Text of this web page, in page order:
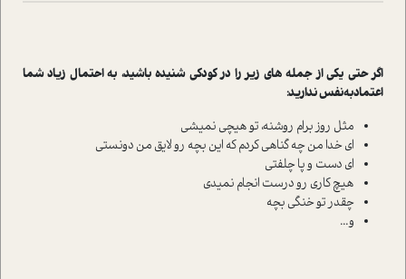
اگر حتی یکی از جمله های زیر را در کودکی شنیده باشید، به احتمال زیاد شما
اعتمادبه‌نفس ندارید:
مثل روز برام روشنه، تو هیچی نمیشی
ای خدا من چه گناهی کردم که این بچه رو لایق من دونستی
ای دست و پا چلفتی
هیچ کاری رو درست انجام نمیدی
چقدر تو خنگی بچه
و...